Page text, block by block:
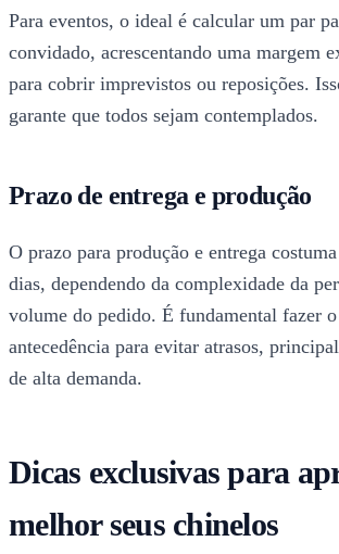
Para eventos, o ideal é calcular um par
convidado, acrescentando uma margem
para cobrir imprevistos ou reposições.
garante que todos sejam contemplados.
Prazo de entrega e produção
O prazo para produção e entrega
dias, dependendo da complexidade da
volume do pedido. É fundamental fazer
antecedência para evitar atrasos,
de alta demanda.
Dicas exclusivas para
melhor seus chinelos